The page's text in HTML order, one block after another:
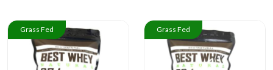
Grass Fed Grass Fed